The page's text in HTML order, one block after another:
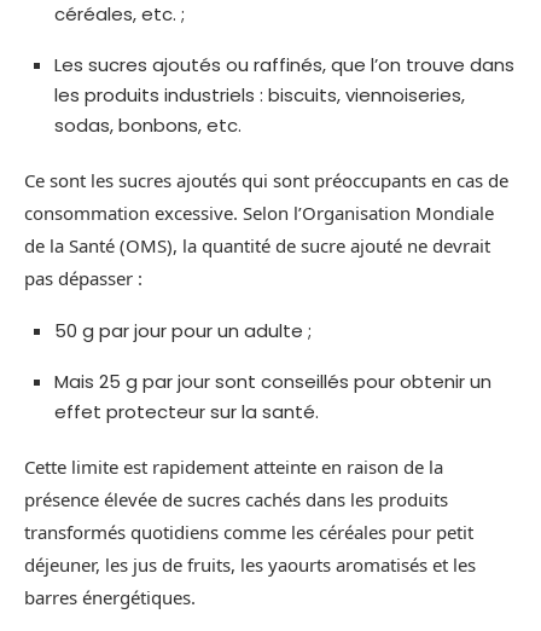
céréales, etc. ;
Les sucres ajoutés ou raffinés, que l’on trouve dans
les produits industriels : biscuits, viennoiseries,
sodas, bonbons, etc.
Ce sont les sucres ajoutés qui sont préoccupants en cas de
consommation excessive. Selon l’Organisation Mondiale
de la Santé (OMS), la quantité de sucre ajouté ne devrait
pas dépasser :
50 g par jour pour un adulte ;
Mais 25 g par jour sont conseillés pour obtenir un
effet protecteur sur la santé.
Cette limite est rapidement atteinte en raison de la
présence élevée de sucres cachés dans les produits
transformés quotidiens comme les céréales pour petit
déjeuner, les jus de fruits, les yaourts aromatisés et les
barres énergétiques.